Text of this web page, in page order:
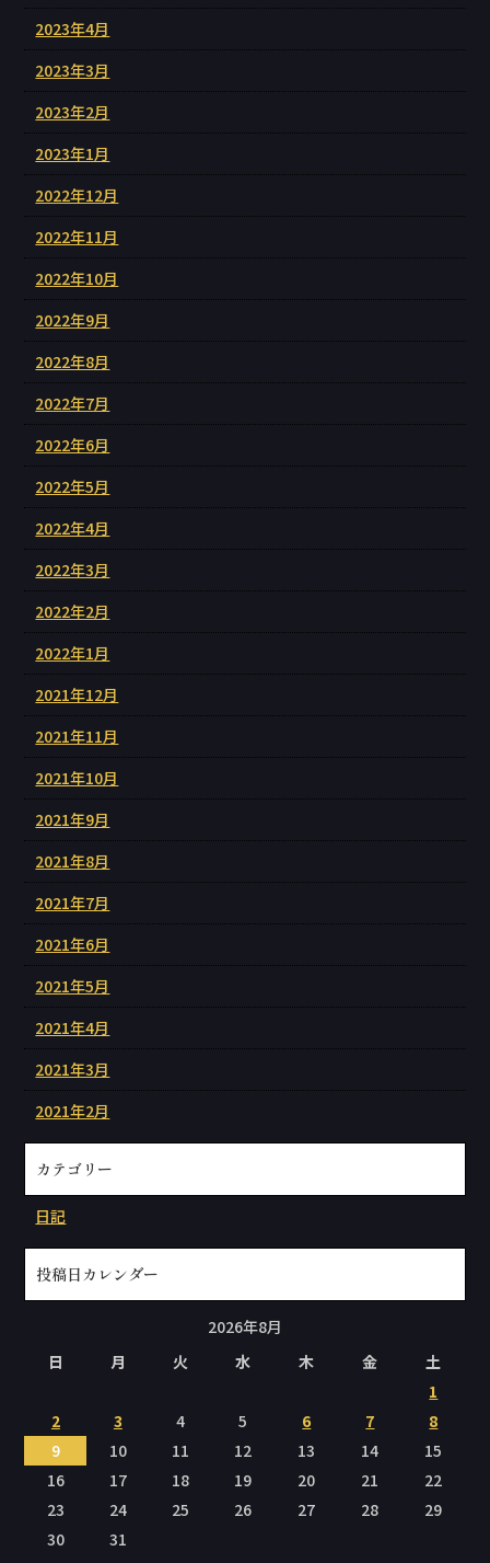
2023年4月
2023年3月
2023年2月
2023年1月
2022年12月
2022年11月
2022年10月
2022年9月
2022年8月
2022年7月
2022年6月
2022年5月
2022年4月
2022年3月
2022年2月
2022年1月
2021年12月
2021年11月
2021年10月
2021年9月
2021年8月
2021年7月
2021年6月
2021年5月
2021年4月
2021年3月
2021年2月
カテゴリー
日記
投稿日カレンダー
2026年8月
日
月 火 水 木 金 土
1
2
3 4 5 6 7
8
9
10 11 12 13 14
15
16
17 18 19 20 21
22
23
24 25 26 27 28
29
30
31